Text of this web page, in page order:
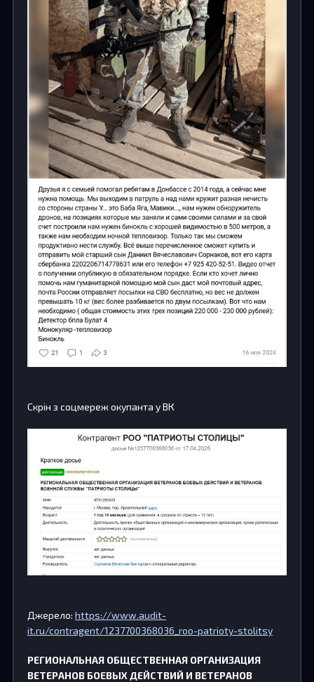
Скрін з соцмереж окупанта у ВК
Джерело: https://www.audit-
it.ru/contragent/1237700368036_roo-patrioty-stolitsy
РЕГИОНАЛЬНАЯ ОБЩЕСТВЕННАЯ ОРГАНИЗАЦИЯ
ВЕТЕРАНОВ БОЕВЫХ ДЕЙСТВИЙ И ВЕТЕРАНОВ